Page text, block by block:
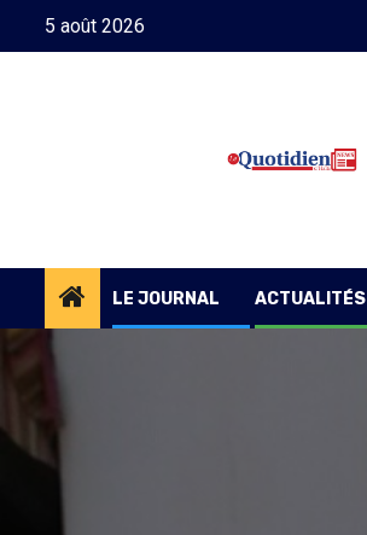
5 août 2026
LE JOURNAL ACTUALITÉS